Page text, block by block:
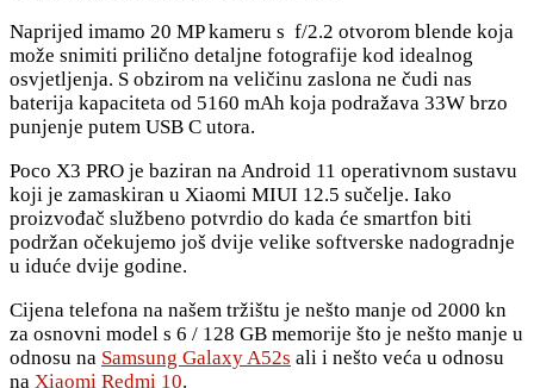
Naprijed imamo 20 MP kameru s f/2.2 otvorom blende koja
može snimiti prilično detaljne fotografije kod idealnog
osvjetljenja. S obzirom na veličinu zaslona ne čudi nas
baterija kapaciteta od 5160 mAh koja podražava 33W brzo
punjenje putem USB C utora.
Poco X3 PRO je baziran na Android 11 operativnom sustavu
koji je zamaskiran u Xiaomi MIUI 12.5 sučelje. Iako
proizvođač službeno potvrdio do kada će smartfon biti
podržan očekujemo još dvije velike softverske nadogradnje
u iduće dvije godine.
Cijena telefona na našem tržištu je nešto manje od 2000 kn
za osnovni model s 6 / 128 GB memorije što je nešto manje u
odnosu na Samsung Galaxy A52s ali i nešto veća u odnosu
na Xiaomi Redmi 10.